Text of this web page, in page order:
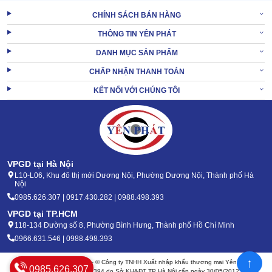
1.4 Tiết kiệm điện nước, không lo lãng phí
Trang bị nhiều cải tiến công nghệ, Kumisai 2200PSI cho hiệu quả
phun rửa hoàn hảo, với mức hao phí vô cùng thấp.
Máy rửa xe áp lực caocó thể chủ động hút nước, tự tắt/mở dựa
trên hoạt động của cò súng. Đây đều là những tính năng hiện đại
vừa giúp hạ thấp chi phí, vừa tối ưu trải nghiệm với máy.
CHÍNH SÁCH BÁN HÀNG
THÔNG TIN YÊN PHÁT
DANH MỤC SẢN PHẨM
CHẤP NHẬN THANH TOÁN
KẾT NỐI VỚI CHÚNG TÔI
VPGD tại Hà Nội
L10-L06, Khu đô thị mới Dương Nội, Phường Dương Nội, Thành phố Hà
Nội
0985.626.307 | 0917.430.282 | 0988.498.393
VPGD tại TP.HCM
118-134 Đường số 8, Phường Bình Hưng, Thành phố Hồ Chí Minh
0966.631.546 | 0988.498.393
Bản quyền 2020 - 2026 – © Công ty TNHH Xuất nhập khẩu thương mại Yên Phát
0985.626.307 ↑